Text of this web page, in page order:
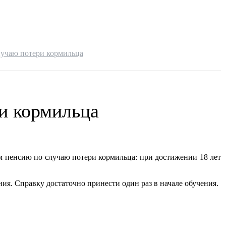
потери кормильца
кормильца
по случаю потери кормильца: при достижении 18 лет
Справку достаточно принести один раз в начале обучения.